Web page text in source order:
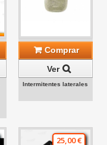
Comprar
Ver
Intermitentes laterales
25,00 €